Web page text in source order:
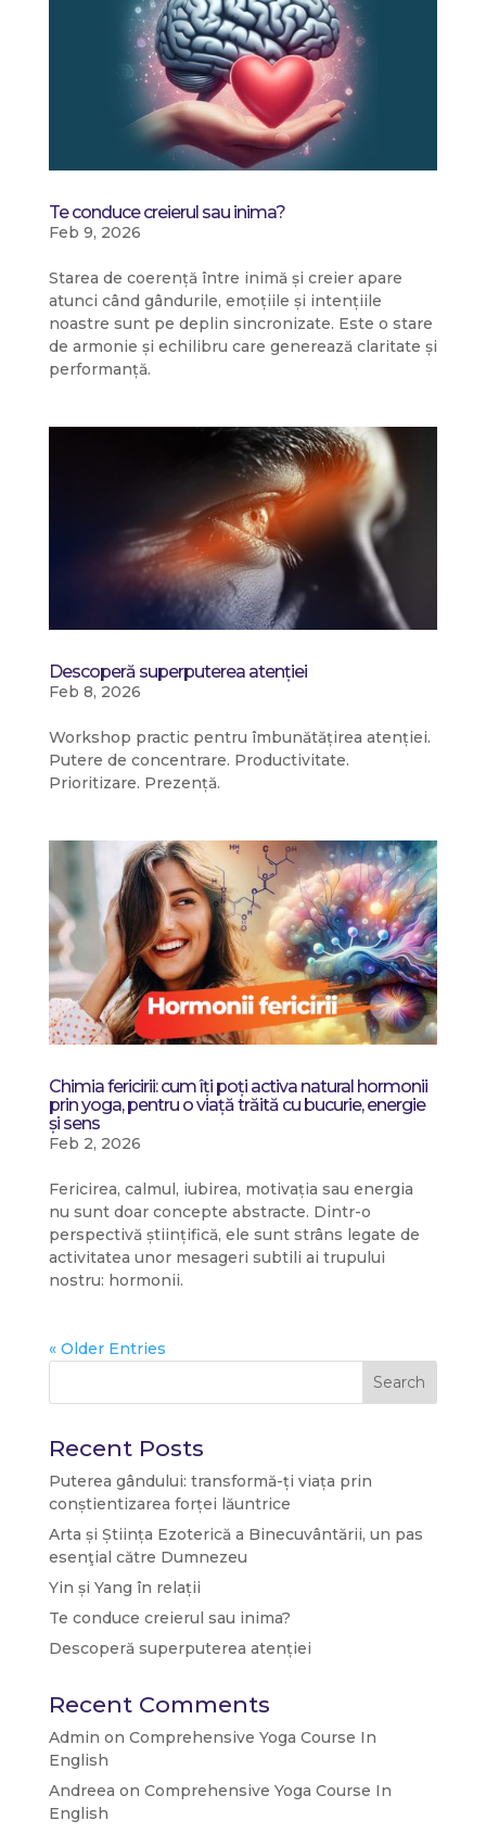
Te conduce creierul sau inima?
Feb 9, 2026
Starea de coerență între inimă și creier apare
atunci când gândurile, emoțiile și intențiile
noastre sunt pe deplin sincronizate. Este o stare
de armonie și echilibru care generează claritate și
performanță.
Descoperă superputerea atenției
Feb 8, 2026
Workshop practic pentru îmbunătățirea atenției.
Putere de concentrare. Productivitate.
Prioritizare. Prezență.
Chimia fericirii: cum îți poți activa natural hormonii
prin yoga, pentru o viață trăită cu bucurie, energie
și sens
Feb 2, 2026
Fericirea, calmul, iubirea, motivația sau energia
nu sunt doar concepte abstracte. Dintr-o
perspectivă științifică, ele sunt strâns legate de
activitatea unor mesageri subtili ai trupului
nostru: hormonii.
« Older Entries
Search
Recent Posts
Puterea gândului: transformă-ți viața prin
conștientizarea forței lăuntrice
Arta și Știința Ezoterică a Binecuvântării, un pas
esenţial către Dumnezeu
Yin și Yang în relații
Te conduce creierul sau inima?
Descoperă superputerea atenției
Recent Comments
Admin on Comprehensive Yoga Course In
English
Andreea on Comprehensive Yoga Course In
English